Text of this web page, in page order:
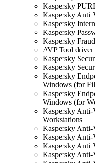
Kaspersky
Kaspersky
Kaspersky
Kaspersky
Kaspersky
AVP Tool driver
Kaspersky
Kaspersky
Kaspersky
Windows (for
Kaspersky
Windows (for
Kaspersky
Workstations
Kaspersky Anti-
Kaspersky Anti-
Kaspersky Anti-
Kaspersky